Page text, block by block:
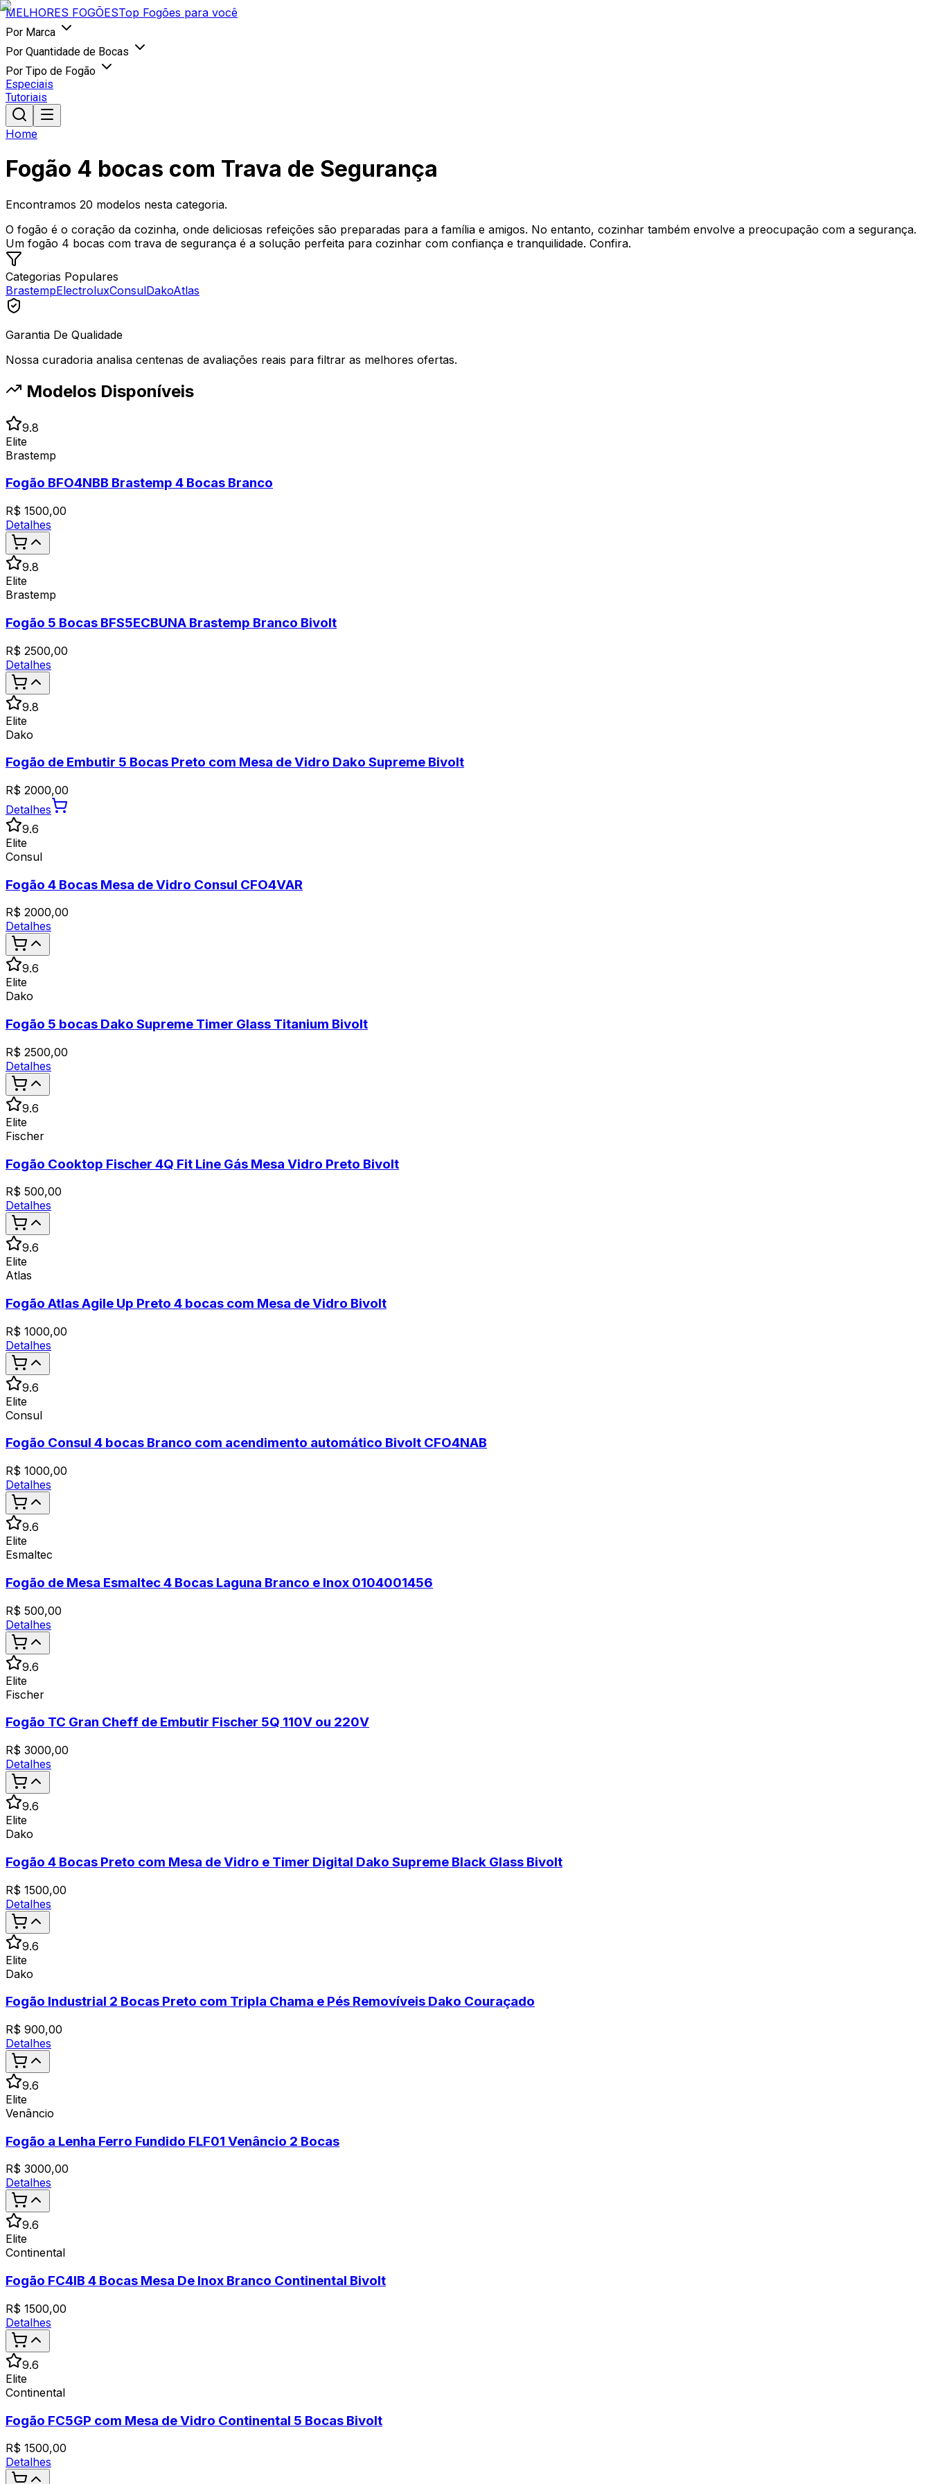
MELHORES FOGÕESTop Fogões para você
Por Marca
Por Quantidade de Bocas
Por Tipo de Fogão
Especiais
Tutoriais
Home
Fogão 4 bocas com Trava de Segurança
Encontramos 20 modelos nesta categoria.
O fogão é o coração da cozinha, onde deliciosas refeições são preparadas para a família e amigos. No entanto, cozinhar também envolve a preocupação com a segurança.
Um fogão 4 bocas com trava de segurança é a solução perfeita para cozinhar com confiança e tranquilidade. Confira.
Categorias Populares
BrastempElectroluxConsulDakoAtlas
Garantia De Qualidade
Nossa curadoria analisa centenas de avaliações reais para filtrar as melhores ofertas.
Modelos Disponíveis
9.8
Elite
Brastemp
Fogão BFO4NBB Brastemp 4 Bocas Branco
R$ 1500,00
Detalhes
9.8
Elite
Brastemp
Fogão 5 Bocas BFS5ECBUNA Brastemp Branco Bivolt
R$ 2500,00
Detalhes
9.8
Elite
Dako
Fogão de Embutir 5 Bocas Preto com Mesa de Vidro Dako Supreme Bivolt
R$ 2000,00
Detalhes
9.6
Elite
Consul
Fogão 4 Bocas Mesa de Vidro Consul CFO4VAR
R$ 2000,00
Detalhes
9.6
Elite
Dako
Fogão 5 bocas Dako Supreme Timer Glass Titanium Bivolt
R$ 2500,00
Detalhes
9.6
Elite
Fischer
Fogão Cooktop Fischer 4Q Fit Line Gás Mesa Vidro Preto Bivolt
R$ 500,00
Detalhes
9.6
Elite
Atlas
Fogão Atlas Agile Up Preto 4 bocas com Mesa de Vidro Bivolt
R$ 1000,00
Detalhes
9.6
Elite
Consul
Fogão Consul 4 bocas Branco com acendimento automático Bivolt CFO4NAB
R$ 1000,00
Detalhes
9.6
Elite
Esmaltec
Fogão de Mesa Esmaltec 4 Bocas Laguna Branco e Inox 0104001456
R$ 500,00
Detalhes
9.6
Elite
Fischer
Fogão TC Gran Cheff de Embutir Fischer 5Q 110V ou 220V
R$ 3000,00
Detalhes
9.6
Elite
Dako
Fogão 4 Bocas Preto com Mesa de Vidro e Timer Digital Dako Supreme Black Glass Bivolt
R$ 1500,00
Detalhes
9.6
Elite
Dako
Fogão Industrial 2 Bocas Preto com Tripla Chama e Pés Removíveis Dako Couraçado
R$ 900,00
Detalhes
9.6
Elite
Venâncio
Fogão a Lenha Ferro Fundido FLF01 Venâncio 2 Bocas
R$ 3000,00
Detalhes
9.6
Elite
Continental
Fogão FC4IB 4 Bocas Mesa De Inox Branco Continental Bivolt
R$ 1500,00
Detalhes
9.6
Elite
Continental
Fogão FC5GP com Mesa de Vidro Continental 5 Bocas Bivolt
R$ 1500,00
Detalhes